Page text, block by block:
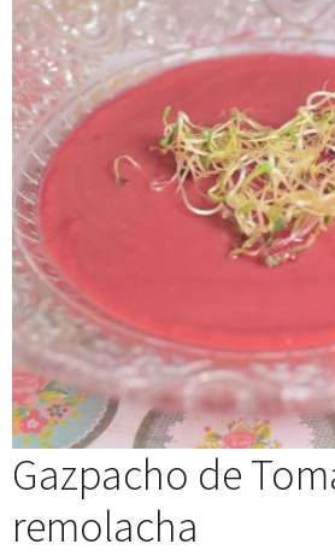
Gazpacho de
remolacha